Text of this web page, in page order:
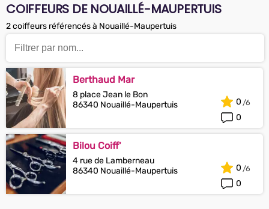
COIFFEURS DE NOUAILLÉ-MAUPERTUIS
2 coiffeurs référencés à Nouaillé-Maupertuis
Berthaud Mar
8 place Jean le Bon
86340 Nouaillé-Maupertuis
0
0
Bilou Coiff'
4 rue de Lamberneau
86340 Nouaillé-Maupertuis
0
0